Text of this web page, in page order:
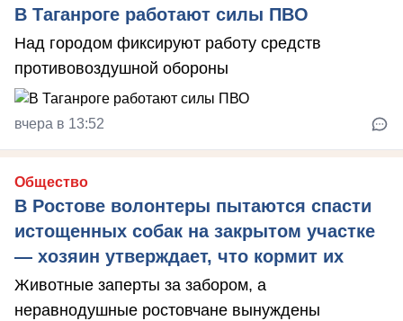
В Таганроге работают силы ПВО
Над городом фиксируют работу средств
противовоздушной обороны
вчера в 13:52
Общество
В Ростове волонтеры пытаются спасти
истощенных собак на закрытом участке
— хозяин утверждает, что кормит их
Животные заперты за забором, а
неравнодушные ростовчане вынуждены